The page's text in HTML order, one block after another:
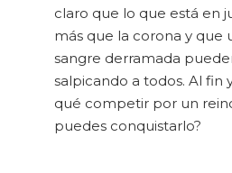
claro que lo que está en
más que la corona y que
sangre derramada
salpicando a todos. Al fin
qué competir por un
puedes conquistarlo?